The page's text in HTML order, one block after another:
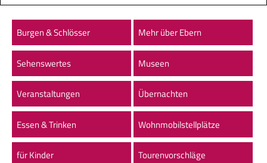
Burgen & Schlösser Mehr über Ebern
Sehenswertes Museen
Veranstaltungen Übernachten
Essen & Trinken Wohnmobilstellplätze
für Kinder Tourenvorschläge